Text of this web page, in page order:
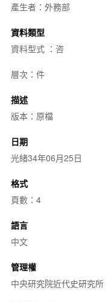
產生者：外務部
資料類型
資料型式 ：咨
層次：件
描述
版本：原檔
日期
光緒34年06月25日
格式
頁數：4
語言
中文
管理權
中央研究院近代史研究所